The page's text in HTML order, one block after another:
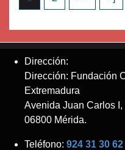
Dirección:
Dirección: Fundación
Extremadura
Avenida Juan Carlos I,
06800 Mérida.
Teléfono: 924 31 30 62